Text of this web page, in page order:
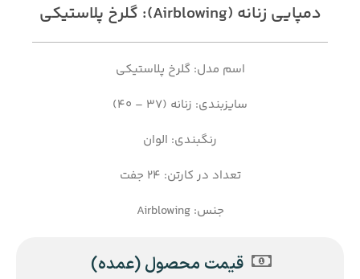
دمپایی زنانه (Airblowing): گلرخ پلاستیکی
اسم مدل: گلرخ پلاستیکی
سایزبندی: زنانه (37 – 40)
رنگبندی: الوان
تعداد در کارتن: 24 جفت
جنس: Airblowing
قیمت محصول (عمده)